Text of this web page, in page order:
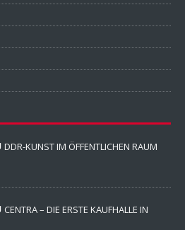
DDR-KUNST IM ÖFFENTLICHEN RAUM
CENTRA – DIE ERSTE KAUFHALLE IN